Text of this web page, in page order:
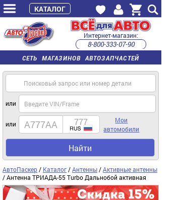
СЕТЬ МАГАЗИНОВ АВТОЗАПЧАСТЕЙ
Интернет-магазин:
8-800-333-07-90
часы работы с 9:00 до 22:00 (пн-пт)
или
или
Мои
автомобили
Найти
АвтоПаскер / Каталог /Антенны /Активные антенны
/ Антенна ТРИАДА-55 Turbo Дальнобой активная
КАТАЛОГ